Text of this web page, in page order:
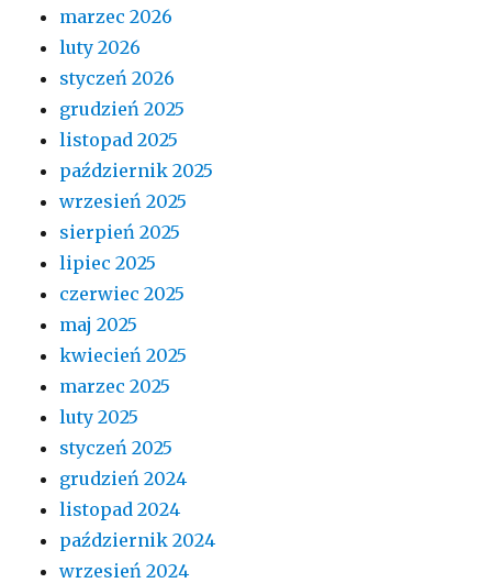
marzec 2026
luty 2026
styczeń 2026
grudzień 2025
listopad 2025
październik 2025
wrzesień 2025
sierpień 2025
lipiec 2025
czerwiec 2025
maj 2025
kwiecień 2025
marzec 2025
luty 2025
styczeń 2025
grudzień 2024
listopad 2024
październik 2024
wrzesień 2024